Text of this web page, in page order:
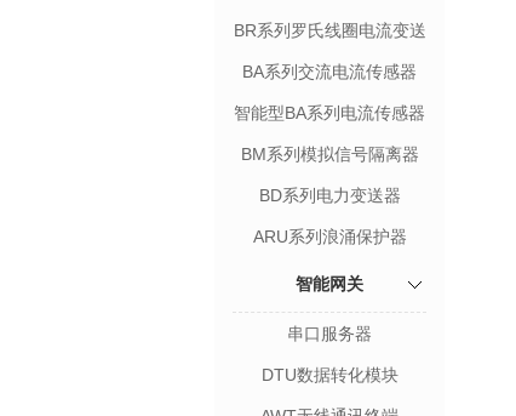
BR系列罗氏线圈电流变送
器
BA系列交流电流传感器
智能型BA系列电流传感器
BM系列模拟信号隔离器
BD系列电力变送器
ARU系列浪涌保护器
智能网关
串口服务器
DTU数据转化模块